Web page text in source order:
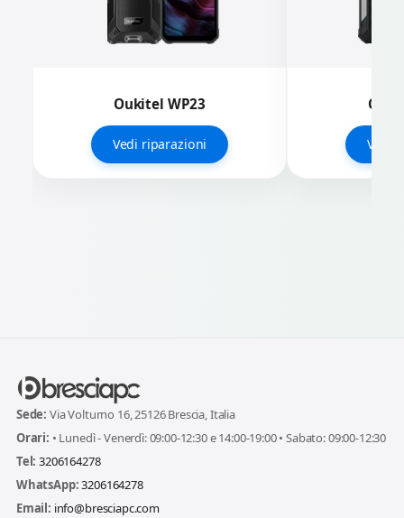
Oukitel WP23
Vedi riparazioni Vedi
Sede: Via Volturno 16, 25126 Brescia, Italia
Orari: • Lunedì - Venerdì: 09:00-12:30 e 14:00-19:00 • Sabato: 09:00-12:30
Tel: 3206164278
WhatsApp:3206164278
Email: info@bresciapc.com